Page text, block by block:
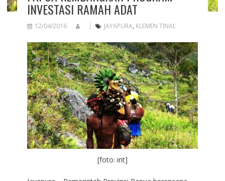
INVESTASI RAMAH ADAT
12/04/2016 JAYAPURA, KLEMEN TINAL
[foto: int]